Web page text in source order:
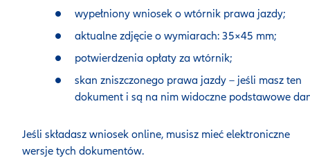
wypełniony wniosek o wtórnik prawa jazdy;
aktualne zdjęcie o wymiarach: 35×45 mm;
potwierdzenia opłaty za wtórnik;
skan zniszczonego prawa jazdy – jeśli masz ten
dokument i są na nim widoczne podstawowe
Jeśli składasz wniosek online, musisz mieć elektroniczne
wersje tych dokumentów.